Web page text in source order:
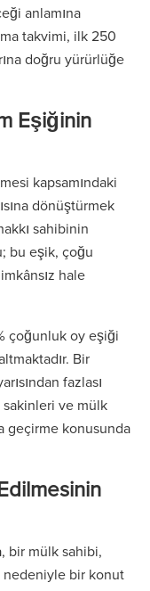
anlamına
takvimi, ilk 250
doğru yürürlüğe
Eşiğinin
kapsamındaki
dönüştürmek
sahibinin
bu eşik, çoğu
hale
çoğunluk oy eşiği
Bir
fazlası
ve mülk
geçirme konusunda
bir mülk sahibi,
nedeniyle bir konut